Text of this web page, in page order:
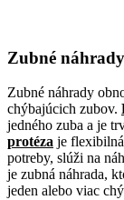
Zubné náhrady
Zubné náhrady
chýbajúcich zubov.
jedného zuba a je
protéza je
potreby, slúži na
je zubná náhrada,
jeden alebo viac